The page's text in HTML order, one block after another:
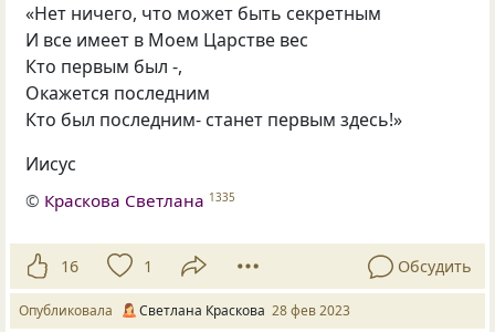
«Нет ничего, что может быть секретным
И все имеет в Моем Царстве вес
Кто первым был -,
Окажется последним
Кто был последним- станет первым здесь!»
Иисус
© Краскова Светлана 1335
16 1 Обсудить
Опубликовала Светлана Краскова 28 фев 2023